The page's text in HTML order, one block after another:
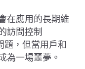
在應用的長期維
訪問控制
題，但當用戶和
為一場噩夢。